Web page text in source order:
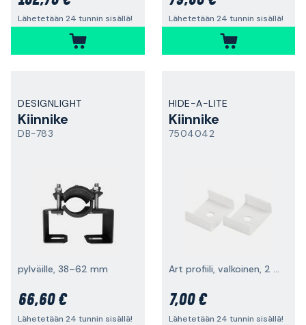
Lähetetään 24 tunnin sisällä! Lähetetään 24 tunnin sisällä!
DESIGNLIGHT
Kiinnike
DB-783
pylväille, 38–62 mm
66,60 €
Lähetetään 24 tunnin sisällä!
HIDE-A-LITE
Kiinnike
7504042
Art profiili, valkoinen, 2 kpl
7,00 €
Lähetetään 24 tunnin sisällä!